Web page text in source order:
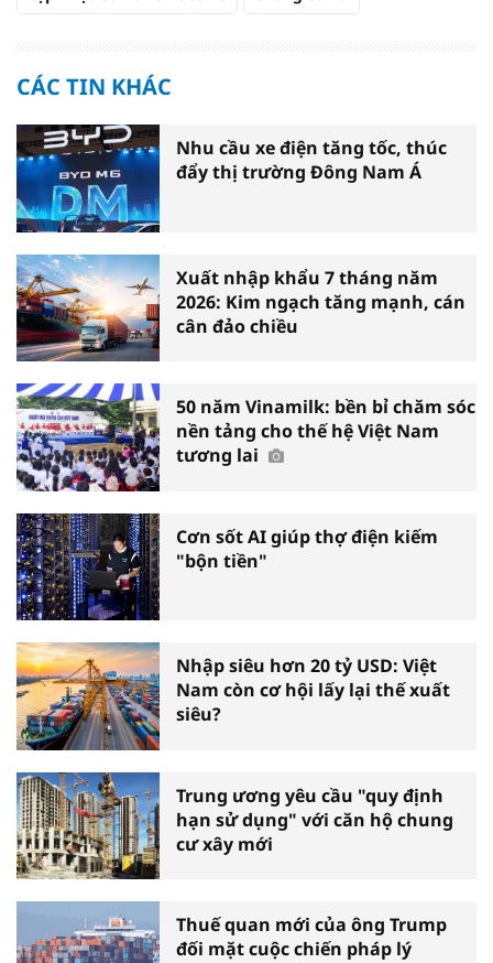
CÁC TIN KHÁC
Nhu cầu xe điện tăng tốc, thúc
đẩy thị trường Đông Nam Á
Xuất nhập khẩu 7 tháng năm
2026: Kim ngạch tăng mạnh, cán
cân đảo chiều
50 năm Vinamilk: bền bỉ chăm sóc
nền tảng cho thế hệ Việt Nam
tương lai
Cơn sốt AI giúp thợ điện kiếm
"bộn tiền"
Nhập siêu hơn 20 tỷ USD: Việt
Nam còn cơ hội lấy lại thế xuất
siêu?
Trung ương yêu cầu "quy định
hạn sử dụng" với căn hộ chung
cư xây mới
Thuế quan mới của ông Trump
đối mặt cuộc chiến pháp lý